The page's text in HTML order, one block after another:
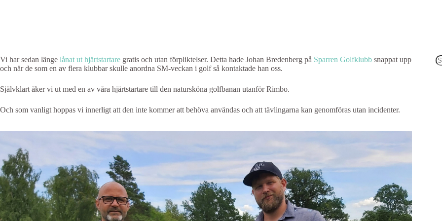
Vi har sedan länge lånat ut hjärtstartare gratis och utan förpliktelser. Detta hade Johan Bredenberg på Sparren Golfklubb snappat upp
och när de som en av flera klubbar skulle anordna SM-veckan i golf så kontaktade han oss.
Självklart åker vi ut med en av våra hjärtstartare till den natursköna golfbanan utanför Rimbo.
Och som vanligt hoppas vi innerligt att den inte kommer att behöva användas och att tävlingarna kan genomföras utan incidenter.